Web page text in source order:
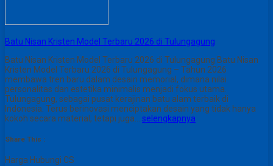
Batu Nisan Kristen Model Terbaru 2026 di Tulungagung
Batu Nisan Kristen Model Terbaru 2026 di Tulungagung Batu Nisan
Kristen Model Terbaru 2026 di Tulungagung – Tahun 2026
membawa tren baru dalam desain memorial, dimana nilai
personalitas dan estetika minimalis menjadi fokus utama.
Tulungagung, sebagai pusat kerajinan batu alam terbaik di
Indonesia. Terus berinovasi menciptakan desain yang tidak hanya
kokoh secara material, tetapi juga… selengkapnya
Share This :
Harga Hubungi CS